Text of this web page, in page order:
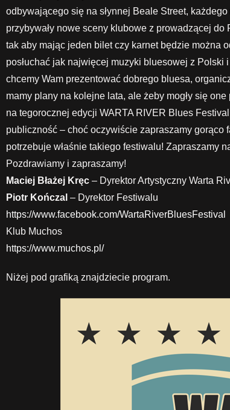
odbywającego się na słynnej Beale Street,
przybywały nowe sceny klubowe z prowadzącej
tak aby mając jeden bilet czy karnet będzie można
posłuchać jak najwięcej muzyki bluesowej z Polski
chcemy Wam prezentować dobrego bluesa,
mamy plany na kolejne lata, ale żeby mogły się
na tegorocznej edycji WARTA RIVER Blues
publiczność – choć oczywiście zapraszamy gorąco
potrzebuje właśnie takiego festiwalu! Zapraszamy
Pozdrawiamy i zapraszamy!
Maciej Błażej Kręc – Dyrektor Artystyczny Warta
Piotr Kończal – Dyrektor Festiwalu
https://www.facebook.com/WartaRiverBluesFestival
Klub Muchos
https://www.muchos.pl/
Niżej pod grafiką znajdziecie program.